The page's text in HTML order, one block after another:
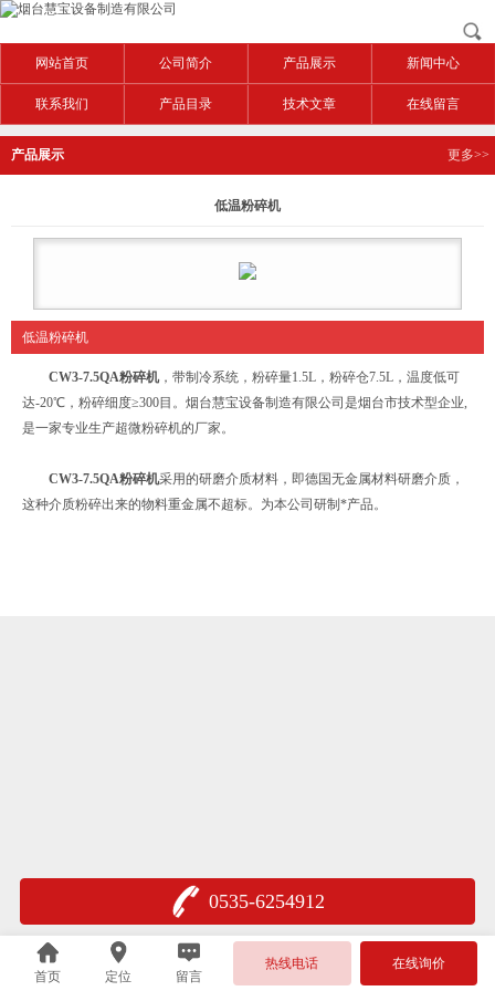
网站首页 公司简介 产品展示 新闻中心
联系我们 产品目录 技术文章 在线留言
产品展示 更多>>
低温粉碎机
低温粉碎机
CW3-7.5QA粉碎机，带制冷系统，粉碎量1.5L，粉碎仓7.5L，温度低可
达-20℃，粉碎细度≥300目。烟台慧宝设备制造有限公司是烟台市技术型企业,
是一家专业生产超微粉碎机的厂家。
CW3-7.5QA粉碎机采用的研磨介质材料，即德国无金属材料研磨介质，
这种介质粉碎出来的物料重金属不超标。为本公司研制*产品。
0535-6254912
首页 定位 留言
热线电话 在线询价